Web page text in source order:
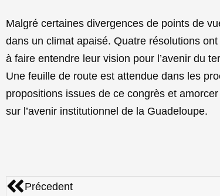
Malgré certaines divergences de points de
dans un climat apaisé. Quatre résolutions
à faire entendre leur vision pour l’avenir du
Une feuille de route est attendue dans les
propositions issues de ce congrès et
sur l’avenir institutionnel de la Guadeloupe.
Précédent
Précedent